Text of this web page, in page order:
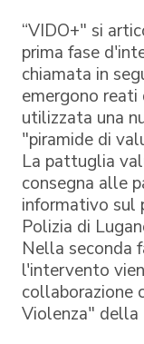
“VIDO+" si
prima fase
chiamata in
emergono
utilizzata una
"piramide di
La pattuglia
consegna alle
informativo sul
Polizia di
Nella seconda
l'intervento
collaborazione
Violenza" della